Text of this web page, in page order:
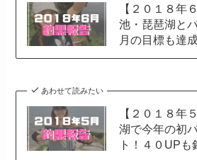
【２０１８年
池・琵琶湖と
月の目標も達成
あわせて読みたい
【２０１８年
湖で今年の初
ト！４０UPも